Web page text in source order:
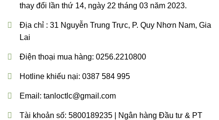
thay đổi lần thứ 14, ngày 22 tháng 03 năm 2023.
Địa chỉ : 31 Nguyễn Trung Trực, P. Quy Nhơn Nam, Gia
Lai
Điện thoại mua hàng: 0256.2210800
Hotline khiếu nại: 0387 584 995
Email: tanloctlc@gmail.com
Tài khoản số: 5800189235 | Ngân hàng Đầu tư & PT